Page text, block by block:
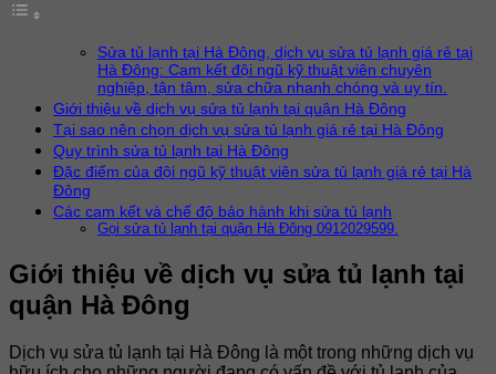
Sửa tủ lạnh tại Hà Đông, dịch vụ sửa tủ lạnh giá rẻ tại
Hà Đông: Cam kết đội ngũ kỹ thuật viên chuyên
nghiệp, tận tâm, sửa chữa nhanh chóng và uy tín.
Giới thiệu về dịch vụ sửa tủ lạnh tại quận Hà Đông
Tại sao nên chọn dịch vụ sửa tủ lạnh giá rẻ tại Hà Đông
Quy trình sửa tủ lạnh tại Hà Đông
Đặc điểm của đội ngũ kỹ thuật viên sửa tủ lạnh giá rẻ tại Hà
Đông
Các cam kết và chế độ bảo hành khi sửa tủ lạnh
Gọi sửa tủ lạnh tại quận Hà Đông 0912029599.
Giới thiệu về dịch vụ sửa tủ lạnh tại
quận Hà Đông
Dịch vụ sửa tủ lạnh tại Hà Đông là một trong những dịch vụ